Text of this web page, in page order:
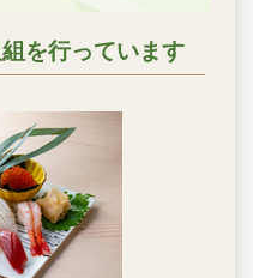
を行っています